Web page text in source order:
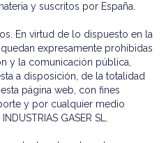
y suscritos por España.
En virtud de lo dispuesto en la
expresamente prohibidas
y la comunicación pública,
a disposición, de la totalidad
página web, con fines
y por cualquier medio
GASER SL.